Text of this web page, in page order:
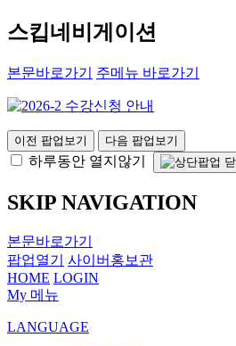
스킵네비게이션
본문바로가기 주메뉴 바로가기
이전 팝업보기 다음 팝업보기
하루동안 열지않기
SKIP NAVIGATION
본문바로가기
팝업열기
사이버홍보관
HOME LOGIN
My 메뉴
LANGUAGE